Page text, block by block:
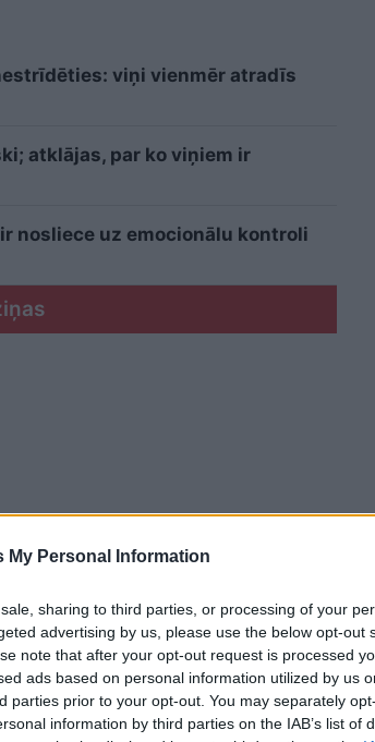
My Personal Information
sharing to third parties, or processing of your
advertising by us, please use the below opt-out
note that after your opt-out request is processed
ads based on personal information utilized by us
parties prior to your opt-out. You may separately
information by third parties on the IAB’s list of
viņi vienmēr atradīs
atklājas, par ko viņiem ir
nosliece uz emocionālu kontroli